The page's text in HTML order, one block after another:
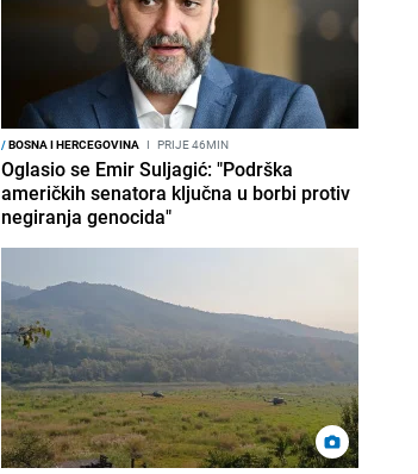
/BOSNA I HERCEGOVINA I PRIJE 46MIN
Oglasio se Emir Suljagić: "Podrška
američkih senatora ključna u borbi protiv
negiranja genocida"